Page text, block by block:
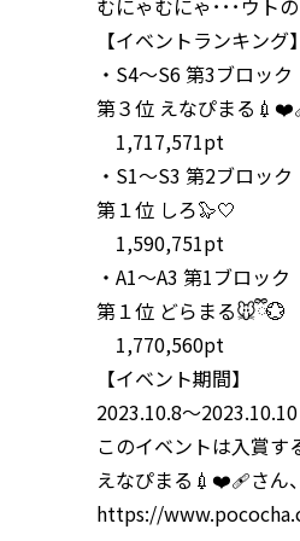
【イベントランキング】
・S4〜S6 第3ブロック
第３位 えなぴまる
1,717,571pt
・S1〜S3 第2ブロック
第１位 しろ🦭🤍
1,590,751pt
・A1〜A3 第1ブロック
第１位 どらまる🐭ྀི💮
1,770,560pt
【イベント期間】
2023.10.8〜2023.10.10
このイベントは入賞す
えなぴまる💉❤️‍🩹さん
https://